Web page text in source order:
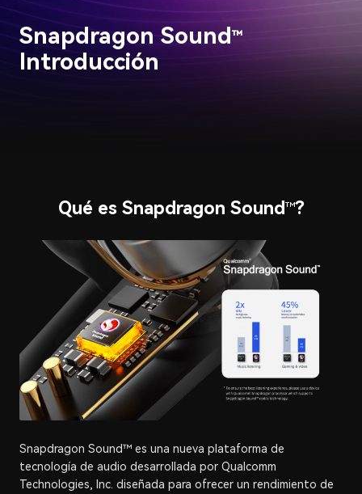
Snapdragon Sound™
Introducción
Qué es Snapdragon Sound ™?
Snapdragon Sound™ es una nueva plataforma de
tecnología de audio desarrollada por Qualcomm
Technologies, Inc. diseñada para ofrecer un rendimiento de